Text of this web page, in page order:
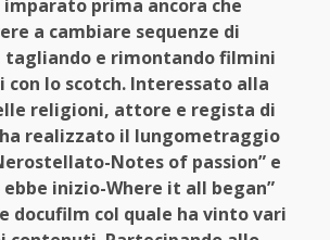
imparato prima ancora che
a cambiare sequenze di
tagliando e rimontando filmini
con lo scotch. Interessato alla
religioni, attore e regista di
realizzato il lungometraggio
Notes of passion” e
inizio-Where it all began”
docufilm col quale ha vinto vari